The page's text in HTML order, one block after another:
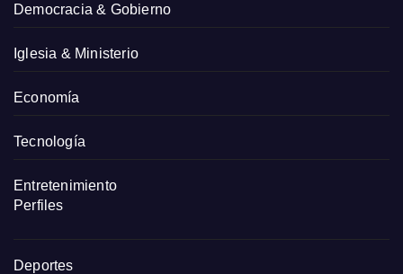
Democracia & Gobierno
Iglesia & Ministerio
Economía
Tecnología
Entretenimiento
Perfiles
Deportes